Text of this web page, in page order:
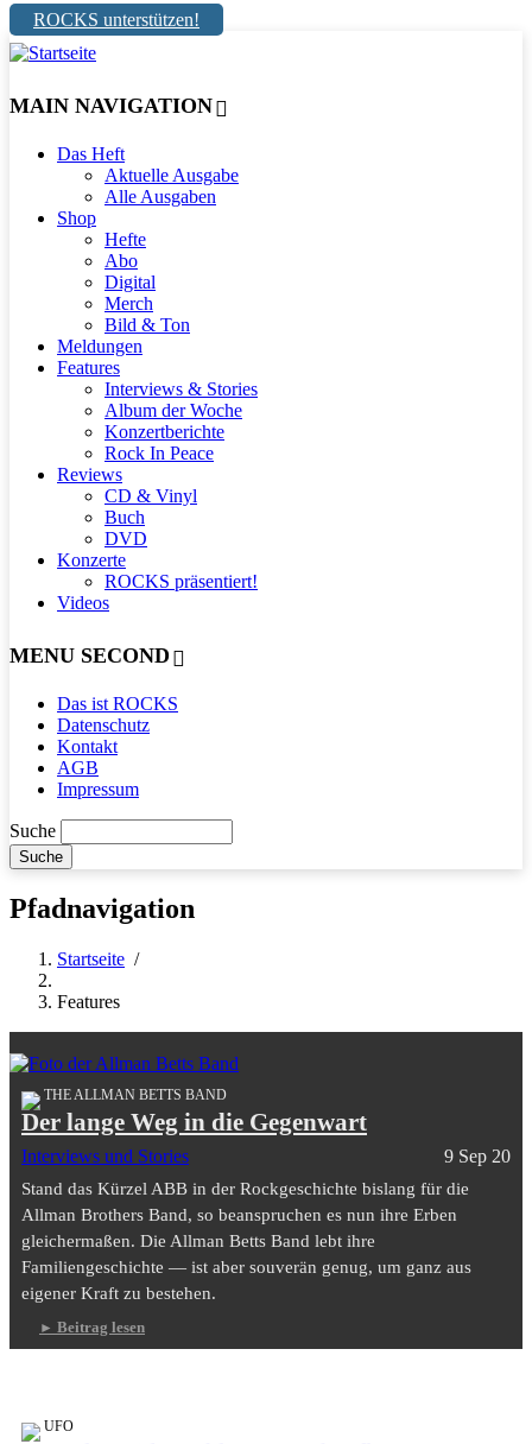
ROCKS unterstützen!
MAIN NAVIGATION
Das Heft
Aktuelle Ausgabe
Alle Ausgaben
Shop
Hefte
Abo
Digital
Merch
Bild & Ton
Meldungen
Features
Interviews & Stories
Album der Woche
Konzertberichte
Rock In Peace
Reviews
CD & Vinyl
Buch
DVD
Konzerte
ROCKS präsentiert!
Videos
MENU SECOND
Das ist ROCKS
Datenschutz
Kontakt
AGB
Impressum
Suche
Pfadnavigation
Startseite /
Features
THE ALLMAN BETTS BAND
Der lange Weg in die Gegenwart
Interviews und Stories 9 Sep 20
Stand das Kürzel ABB in der Rockgeschichte bislang für die
Allman Brothers Band, so beanspruchen es nun ihre Erben
gleichermaßen. Die Allman Betts Band lebt ihre
Familiengeschichte — ist aber souverän genug, um ganz aus
eigener Kraft zu bestehen.
Beitrag lesen
UFO